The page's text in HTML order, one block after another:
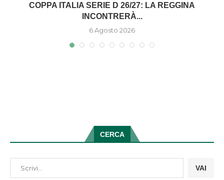
COPPA ITALIA SERIE D 26/27: LA REGGINA
INCONTRERÀ...
6 Agosto 2026
CERCA
VAI